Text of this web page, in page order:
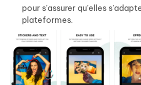
pour s'assurer qu'elles
plateformes.